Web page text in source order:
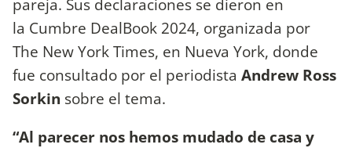
la Cumbre DealBook 2024, organizada por
The New York Times, en Nueva York, donde
fue consultado por el periodista Andrew Ross
Sorkin sobre el tema.
“Al parecer nos hemos mudado de casa y